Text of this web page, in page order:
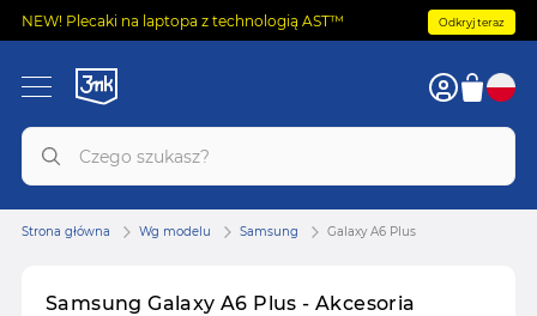
NEW! Plecaki na laptopa z technologią AST™ Odkryj teraz
Samsung Galaxy A6 Plus - Akcesoria
Strona główna Wg modelu Samsung Galaxy A6 Plus